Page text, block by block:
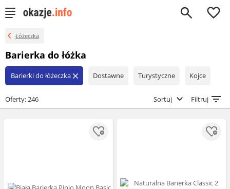
0
Łóżeczka
Barierka do łóżka
Barierki do łóżeczka close Dostawne Turystyczne Kojce
Oferty: 246 Sortuj Filtruj